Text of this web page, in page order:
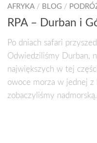
AFRYKA / BLOG /
RPA – Durban i
Po dniach safari
Odwiedziliśmy Durban,
największych w tej
owoce morza w jednej z
zobaczyliśmy